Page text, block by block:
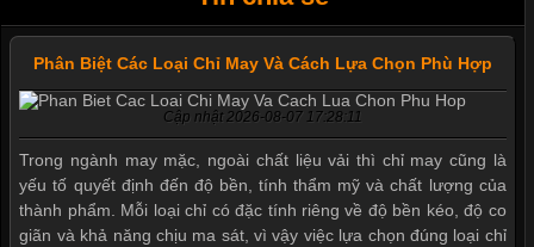
Phân Biệt Các Loại Chỉ May Và Cách Lựa Chọn Phù Hợp
Cập nhật 2026-08-07 17:28:11
Trong ngành may mặc, ngoài chất liệu vải thì chỉ may cũng là
yếu tố quyết định đến độ bền, tính thẩm mỹ và chất lượng của
thành phẩm. Mỗi loại chỉ có đặc tính riêng về độ bền kéo, độ co
giãn và khả năng chịu ma sát, vì vậy việc lựa chọn đúng loại chỉ